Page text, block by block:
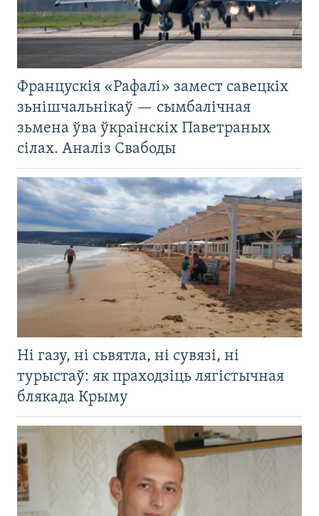
Францускія «Рафалі» замест савецкіх
зьнішчальнікаў — сымбалічная
зьмена ўва ўкраінскіх Паветраных
сілах. Аналіз Свабоды
Ні газу, ні сьвятла, ні сувязі, ні
турыстаў: як праходзіць лягістычная
блякада Крыму